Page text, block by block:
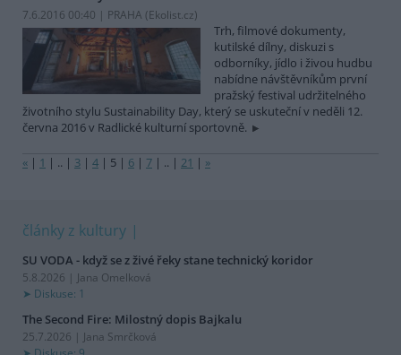
7.6.2016 00:40 | PRAHA (Ekolist.cz)
Trh, filmové dokumenty,
kutilské dílny, diskuzi s
odborníky, jídlo i živou hudbu
nabídne návštěvníkům první
pražský festival udržitelného
životního stylu Sustainability Day, který se uskuteční v neděli 12.
června 2016 v Radlické kulturní sportovně.
« | 1 | .. | 3 | 4 | 5 | 6 | 7 | .. | 21 | »
články z kultury
SU VODA - když se z živé řeky stane technický koridor
5.8.2026 | Jana Omelková
Diskuse: 1
The Second Fire: Milostný dopis Bajkalu
25.7.2026 | Jana Smrčková